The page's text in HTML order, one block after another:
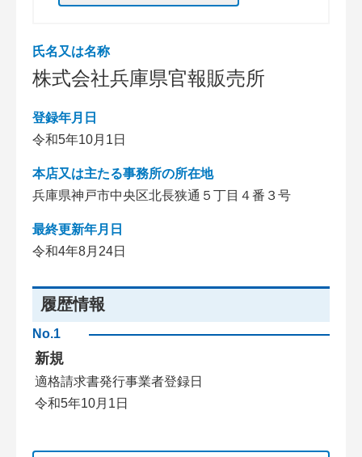
氏名又は名称
株式会社兵庫県官報販売所
登録年月日
令和5年10月1日
本店又は主たる事務所の所在地
兵庫県神戸市中央区北長狭通５丁目４番３号
最終更新年月日
令和4年8月24日
履歴情報
No.1
新規
適格請求書発行事業者登録日
令和5年10月1日